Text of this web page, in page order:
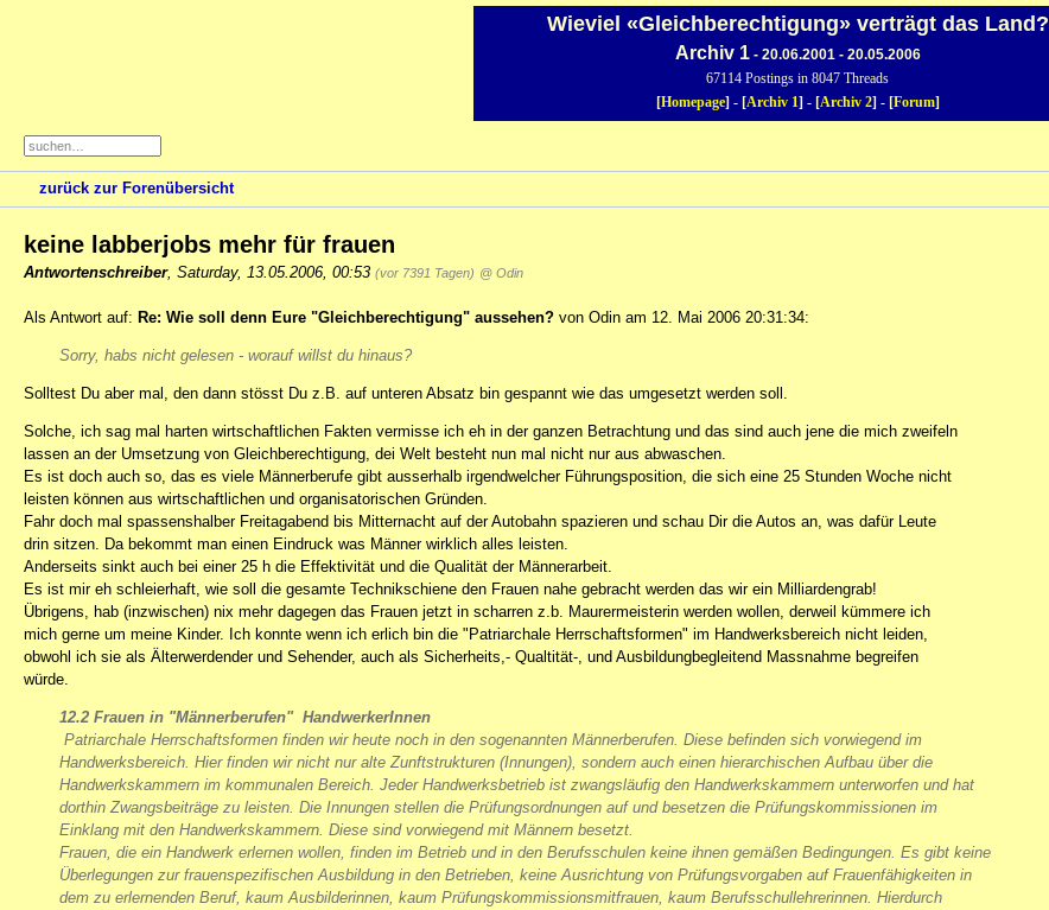
Wieviel «Gleichberechtigung» verträgt das Land?
Archiv 1- 20.06.2001 - 20.05.2006
67114 Postings in 8047 Threads
[Homepage] - [Archiv 1] - [Archiv 2] - [Forum]
zurück zur Forenübersicht
keine labberjobs mehr für frauen
Antwortenschreiber, Saturday, 13.05.2006, 00:53 (vor 7391 Tagen) @ Odin
Als Antwort auf: Re: Wie soll denn Eure "Gleichberechtigung" aussehen? von Odin am 12. Mai 2006 20:31:34:
Sorry, habs nicht gelesen - worauf willst du hinaus?
Solltest Du aber mal, den dann stösst Du z.B. auf unteren Absatz bin gespannt wie das umgesetzt werden soll.
Solche, ich sag mal harten wirtschaftlichen Fakten vermisse ich eh in der ganzen Betrachtung und das sind auch jene die mich zweifeln
lassen an der Umsetzung von Gleichberechtigung, dei Welt besteht nun mal nicht nur aus abwaschen.
Es ist doch auch so, das es viele Männerberufe gibt ausserhalb irgendwelcher Führungsposition, die sich eine 25 Stunden Woche nicht
leisten können aus wirtschaftlichen und organisatorischen Gründen.
Fahr doch mal spassenshalber Freitagabend bis Mitternacht auf der Autobahn spazieren und schau Dir die Autos an, was dafür Leute
drin sitzen. Da bekommt man einen Eindruck was Männer wirklich alles leisten.
Anderseits sinkt auch bei einer 25 h die Effektivität und die Qualität der Männerarbeit.
Es ist mir eh schleierhaft, wie soll die gesamte Technikschiene den Frauen nahe gebracht werden das wir ein Milliardengrab!
Übrigens, hab (inzwischen) nix mehr dagegen das Frauen jetzt in scharren z.b. Maurermeisterin werden wollen, derweil kümmere ich
mich gerne um meine Kinder. Ich konnte wenn ich erlich bin die "Patriarchale Herrschaftsformen" im Handwerksbereich nicht leiden,
obwohl ich sie als Älterwerdender und Sehender, auch als Sicherheits,- Qualtität-, und Ausbildungbegleitend Massnahme begreifen
würde.
12.2 Frauen in "Männerberufen"  HandwerkerInnen
 Patriarchale Herrschaftsformen finden wir heute noch in den sogenannten Männerberufen. Diese befinden sich vorwiegend im
Handwerksbereich. Hier finden wir nicht nur alte Zunftstrukturen (Innungen), sondern auch einen hierarchischen Aufbau über die
Handwerkskammern im kommunalen Bereich. Jeder Handwerksbetrieb ist zwangsläufig den Handwerkskammern unterworfen und hat
dorthin Zwangsbeiträge zu leisten. Die Innungen stellen die Prüfungsordnungen auf und besetzen die Prüfungskommissionen im
Einklang mit den Handwerkskammern. Diese sind vorwiegend mit Männern besetzt.
Frauen, die ein Handwerk erlernen wollen, finden im Betrieb und in den Berufsschulen keine ihnen gemäßen Bedingungen. Es gibt keine
Überlegungen zur frauenspezifischen Ausbildung in den Betrieben, keine Ausrichtung von Prüfungsvorgaben auf Frauenfähigkeiten in
dem zu erlernenden Beruf, kaum Ausbilderinnen, kaum Prüfungskommissionsmitfrauen, kaum Berufsschullehrerinnen. Hierdurch